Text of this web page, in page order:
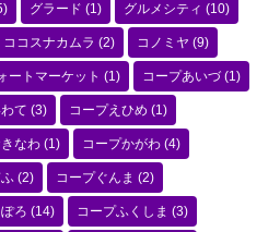
グラード (1) グルメシティ (10)
ココスナカムラ (2) コノミヤ (9)
ートマーケット (1) コープあいづ(1)
て (3) コープえひめ (1)
なわ (1) コープかがわ (4)
(2) コープぐんま (2)
ろ (14) コープふくしま (3)